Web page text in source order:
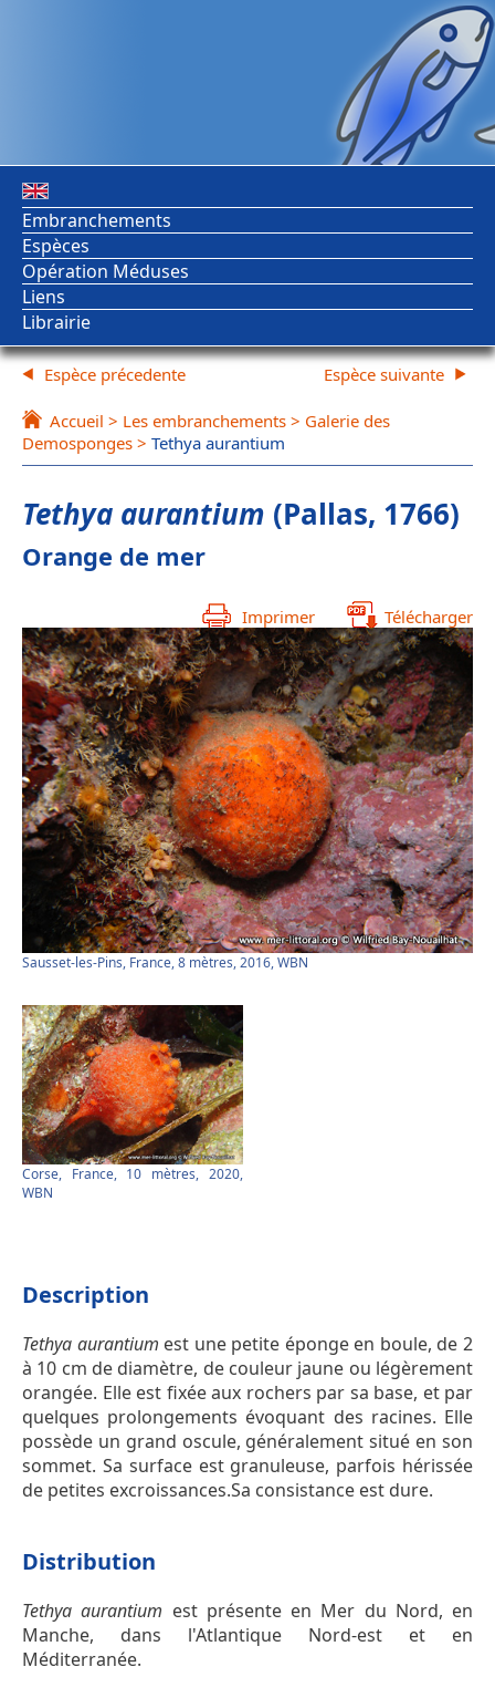
Embranchements
Espèces
Opération Méduses
Liens
Librairie
Espèce précedente
Accueil > Les embranchements > Galerie des
Demosponges > Tethya aurantium
Espèce suivante
Tethya aurantium (Pallas, 1766)
Orange de mer
Imprimer Télécharger
Sausset-les-Pins, France, 8 mètres, 2016, WBN
Corse, France, 10 mètres, 2020,
WBN
Description
Tethya aurantium est une petite éponge en boule, de 2
à 10 cm de diamètre, de couleur jaune ou légèrement
orangée. Elle est fixée aux rochers par sa base, et par
quelques prolongements évoquant des racines. Elle
possède un grand oscule, généralement situé en son
sommet. Sa surface est granuleuse, parfois hérissée
de petites excroissances.Sa consistance est dure.
Distribution
Tethya aurantium est présente en Mer du Nord, en
Manche, dans l'Atlantique Nord-est et en
Méditerranée.